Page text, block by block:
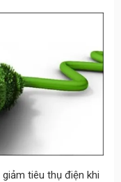
tiêu thụ điện khi